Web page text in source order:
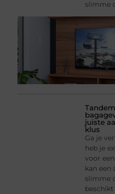
slimme
juiste
klus
Ga je
heb je
voor
kan een
slimme